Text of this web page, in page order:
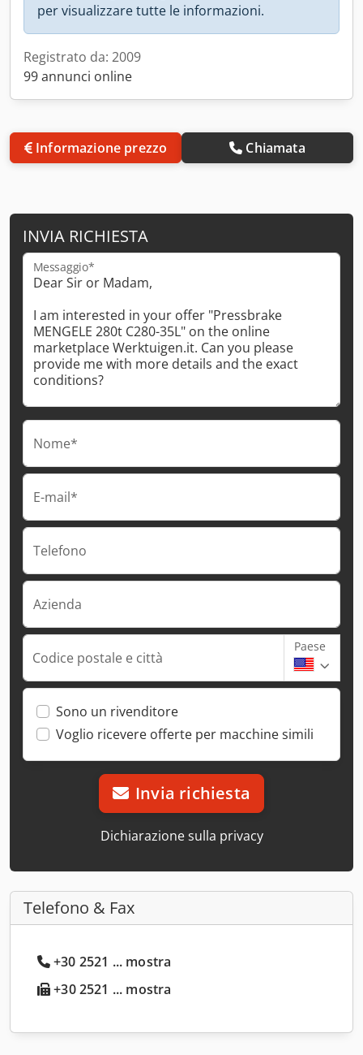
per visualizzare tutte le informazioni.
Registrato da: 2009
99 annunci online
Informazione prezzo Chiamata
INVIA RICHIESTA
Messaggio*
Nome*
E-mail*
Telefono
Azienda
Codice postale e città
Paese
Sono un rivenditore
Voglio ricevere offerte per macchine simili
Invia richiesta
Dichiarazione sulla privacy
Telefono & Fax
+30 2521 ... mostra
+30 2521 ... mostra